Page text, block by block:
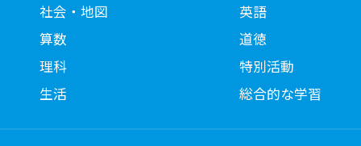
社会・地図
算数
理科
生活
英語
道徳
特別活動
総合的な学習